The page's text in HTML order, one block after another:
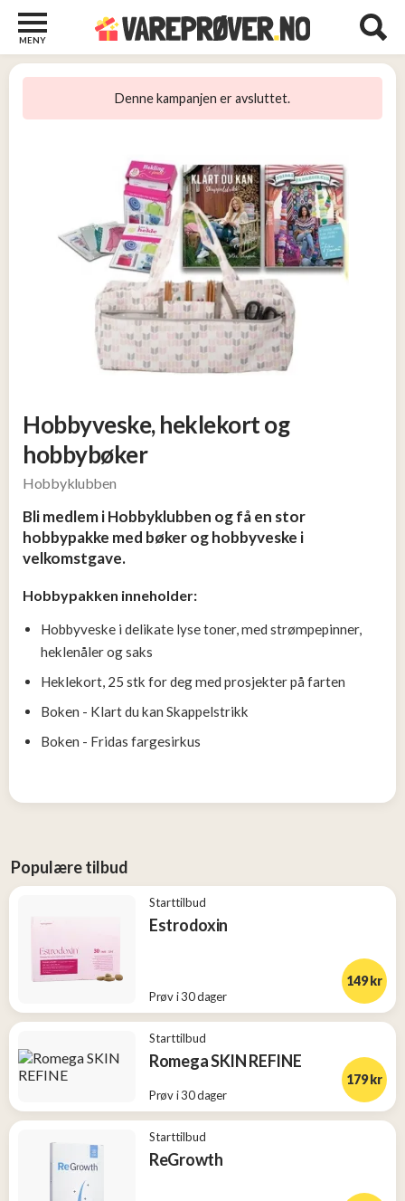
MENY
Denne kampanjen er avsluttet.
Hobbyveske, heklekort og
hobbybøker
Hobbyklubben
Bli medlem i Hobbyklubben og få en stor
hobbypakke med bøker og hobbyveske i
velkomstgave.
Hobbypakken inneholder:
Hobbyveske i delikate lyse toner, med strømpepinner,
heklenåler og saks
Heklekort, 25 stk for deg med prosjekter på farten
Boken - Klart du kan Skappelstrikk
Boken - Fridas fargesirkus
Populære tilbud
Starttilbud
Estrodoxin
Prøv i 30 dager
149 kr
Starttilbud
Romega SKIN REFINE
Prøv i 30 dager
179 kr
Starttilbud
ReGrowth
Barn
Elektronikk
Kosttilskudd
Skjønnhet
Streaming
Tjen
penger
Populære
Nye
tilbud